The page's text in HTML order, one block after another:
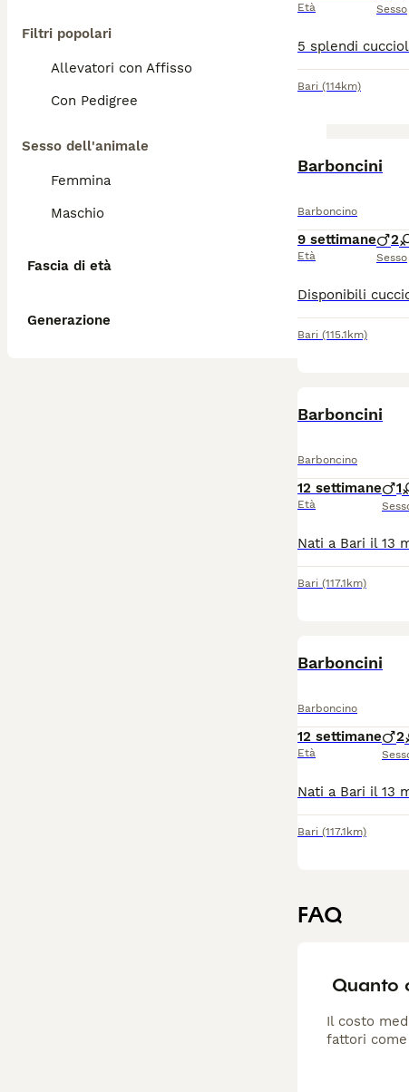
Filtri popolari
Allevatori con Affisso
Con Pedigree
Sesso dell'animale
Femmina
Maschio
Fascia di età
Generazione
Età Sesso
Bari (114km)
Barboncini
Barboncino
9 settimane
Età
2
Sesso
Bari (115.1km)
Barboncini
Barboncino
12 settimane
Età
1
Bari (117.1km)
Barboncini
Barboncino
12 settimane
Età
2
Bari (117.1km)
FAQ
Quanto
Il costo
fattori